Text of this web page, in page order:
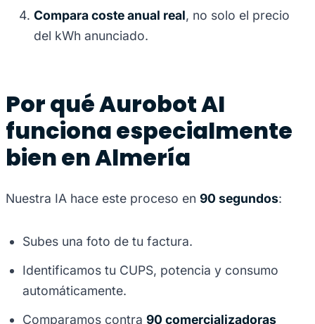
Compara coste anual real, no solo el precio
del kWh anunciado.
Por qué Aurobot AI
funciona especialmente
bien en Almería
Nuestra IA hace este proceso en 90 segundos:
Subes una foto de tu factura.
Identificamos tu CUPS, potencia y consumo
automáticamente.
Comparamos contra 90 comercializadoras